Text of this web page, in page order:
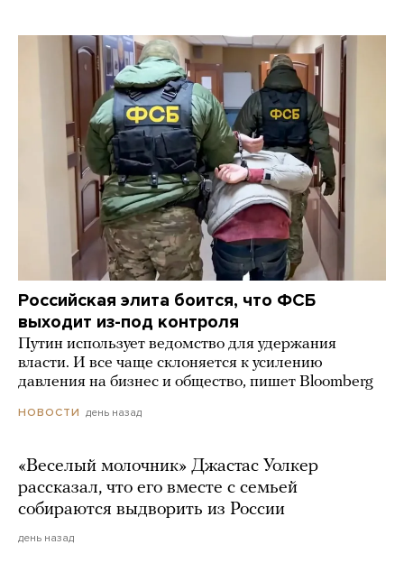
Российская элита боится, что ФСБ
выходит из-под контроля
Путин использует ведомство для удержания
власти. И все чаще склоняется к усилению
давления на бизнес и общество, пишет Bloomberg
НОВОСТИ день назад
«Веселый молочник» Джастас Уолкер
рассказал, что его вместе с семьей
собираются выдворить из России
день назад